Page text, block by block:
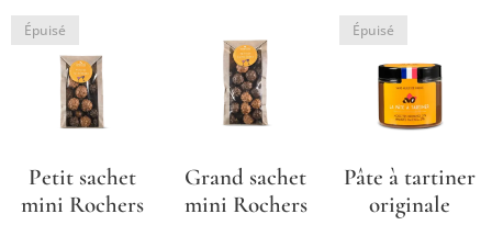
Petit sachet
mini Rochers
Épuisé
Grand sachet
mini Rochers
Pâte à tartiner
originale
Épuisé